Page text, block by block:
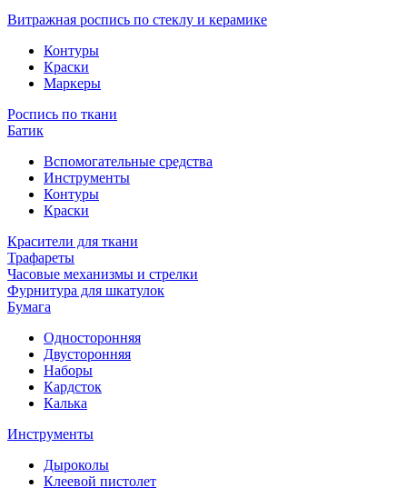
Витражная роспись по стеклу и керамике
Контуры
Краски
Маркеры
Роспись по ткани
Батик
Вспомогательные средства
Инструменты
Контуры
Краски
Красители для ткани
Трафареты
Часовые механизмы и стрелки
Фурнитура для шкатулок
Бумага
Односторонняя
Двусторонняя
Наборы
Кардсток
Калька
Инструменты
Дыроколы
Клеевой пистолет